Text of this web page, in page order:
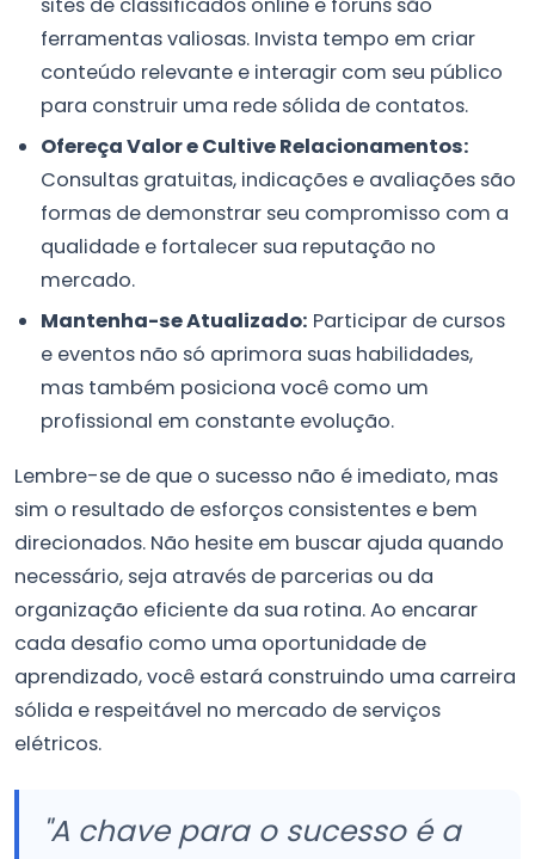
ferramentas valiosas. Invista tempo em criar
conteúdo relevante e interagir com seu público
para construir uma rede sólida de contatos.
Ofereça Valor e Cultive Relacionamentos:
Consultas gratuitas, indicações e avaliações são
formas de demonstrar seu compromisso com a
qualidade e fortalecer sua reputação no
mercado.
Mantenha-se Atualizado: Participar de cursos
e eventos não só aprimora suas habilidades,
mas também posiciona você como um
profissional em constante evolução.
Lembre-se de que o sucesso não é imediato, mas
sim o resultado de esforços consistentes e bem
direcionados. Não hesite em buscar ajuda quando
necessário, seja através de parcerias ou da
organização eficiente da sua rotina. Ao encarar
cada desafio como uma oportunidade de
aprendizado, você estará construindo uma carreira
sólida e respeitável no mercado de serviços
elétricos.
"A chave para o sucesso é a